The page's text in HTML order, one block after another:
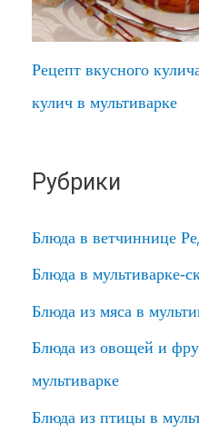
Рецепт вкусного
кулич в мультиварке
Рубрики
Блюда в ветчиннице
Блюда в мультиварке-
Блюда из мяса в
Блюда из овощей и
мультиварке
Блюда из птицы в